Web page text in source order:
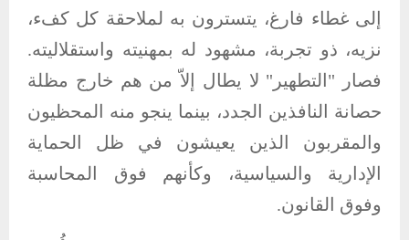
إلى غطاء فارغ، يتسترون به لملاحقة كل كفء،
نزيه، ذو تجربة، مشهود له بمهنيته واستقلاليته.
فصار "التطهير" لا يطال إلاّ من هم خارج مظلة
حصانة النافذين الجدد، بينما ينجو منه المحظيون
والمقربون الذين يعيشون في ظل الحماية
الإدارية والسياسية، وكأنهم فوق المحاسبة
وفوق القانون.